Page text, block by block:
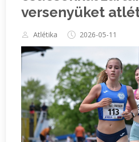
versenyüket
Atlétika 2026-05-11